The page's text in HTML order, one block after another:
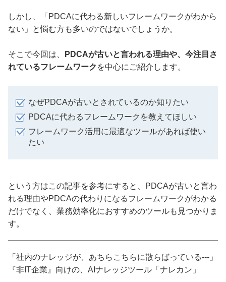
しかし、「PDCAに代わる新しいフレームワークがわから
ない」と悩む方も多いのではないでしょうか。
そこで今回は、
PDCAが古いと言われる理由や、今注目さ
れているフレームワーク を中心にご紹介します。
なぜPDCAが古いとされているのか知りたい
PDCAに代わるフレームワークを教えてほしい
フレームワーク活用に最適なツールがあれば使い
たい
という方はこの記事を参考にすると、PDCAが古いと言わ
れる理由やPDCAの代わりになるフレームワークがわかる
だけでなく、業務効率化におすすめのツールも見つかりま
す。
「社内のナレッジが、あちらこちらに散らばっている---」
『非IT企業』向けの、AIナレッジツール「ナレカン」